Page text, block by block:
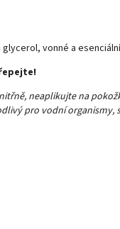
vonné a
neaplikujte na
pro vodní